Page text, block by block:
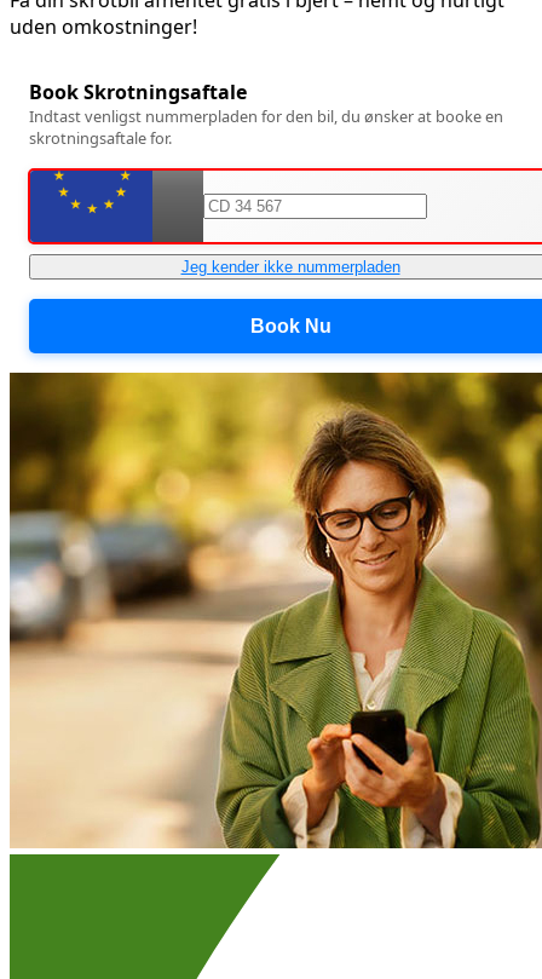
uden omkostninger!
Book Skrotningsaftale
Indtast venligst nummerpladen for den bil, du ønsker at booke en
skrotningsaftale for.
Jeg kender ikke nummerpladen
Book Nu